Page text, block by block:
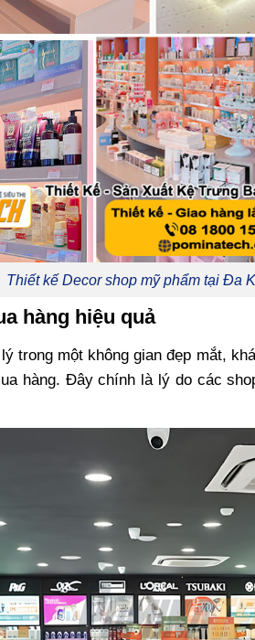
Thiết kế Decor shop mỹ phẩm tại Đa
hàng hiệu quả
trong một không gian đẹp mắt,
hàng. Đây chính là lý do các